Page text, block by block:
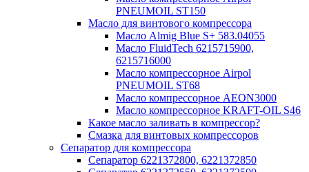
PNEUMOIL ST150
Масло для винтового компрессора
Масло Almig Blue S+ 583.04055
Масло FluidTech 6215715900,
6215716000
Масло компрессорное Airpol
PNEUMOIL ST68
Масло компрессорное AEON3000
Масло компрессорное KRAFT-OIL S46
Какое масло заливать в компрессор?
Смазка для винтовых компрессоров
Сепаратор для компрессора
Сепаратор 6221372800, 6221372850